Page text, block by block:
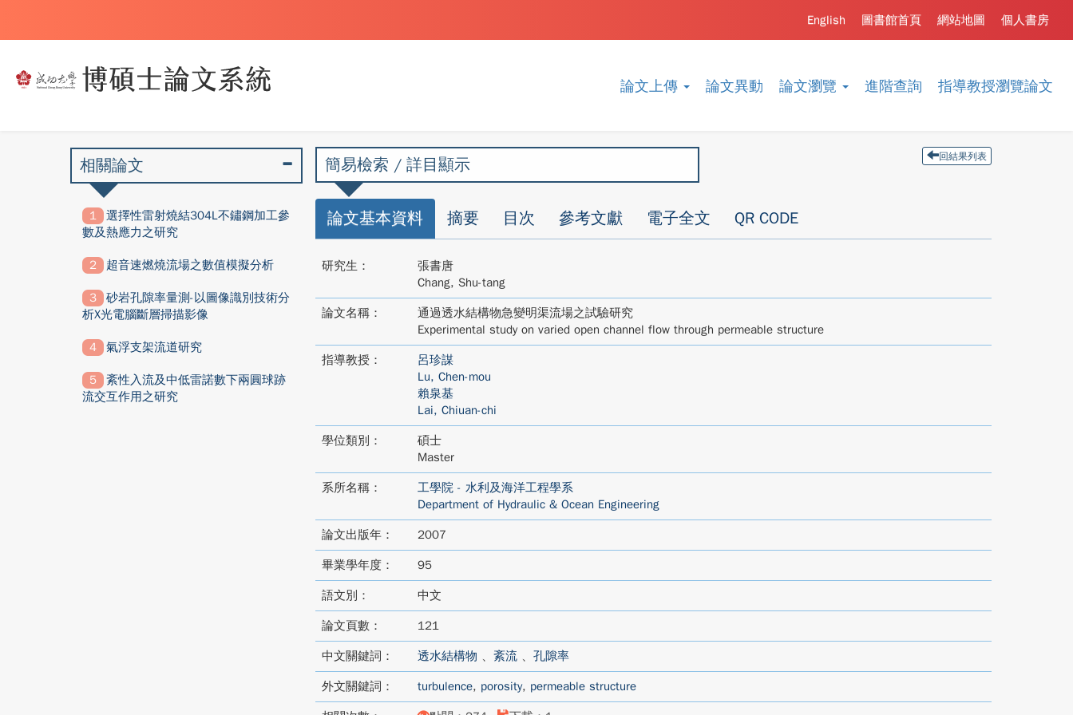
論文上傳 論文異動 論文瀏覽 進階查詢 指導教授瀏覽論文
個人書房
網站地圖
圖書館首頁
English
簡易檢索 / 詳目顯示 回結果列表
論文基本資料 摘要 目次 參考文獻 電子全文 QR CODE
研究生：
張書唐
Chang, Shu-tang
論文名稱：
通過透水結構物急變明渠流場之試驗研究
Experimental study on varied open channel flow through permeable structure
指導教授：
呂珍謀
Lu, Chen-mou
賴泉基
Lai, Chiuan-chi
學位類別：
碩士
Master
系所名稱：
工學院 - 水利及海洋工程學系
Department of Hydraulic & Ocean Engineering
論文出版年： 2007
畢業學年度： 95
語文別： 中文
論文頁數： 121
中文關鍵詞： 透水結構物 、 紊流、 孔隙率
外文關鍵詞： turbulence, porosity, permeable structure
相關論文
選擇性雷射燒結304L不鏽鋼加工參
數及熱應力之研究
超音速燃燒流場之數值模擬分析
砂岩孔隙率量測-以圖像識別技術分
析X光電腦斷層掃描影像
氣浮支架流道研究
紊性入流及中低雷諾數下兩圓球跡
流交互作用之研究